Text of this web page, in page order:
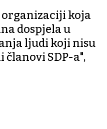
organizaciji koja
dospjela u
ljudi koji nisu
članovi SDP-a",